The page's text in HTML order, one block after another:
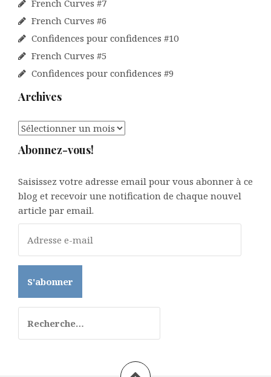
French Curves #7
French Curves #6
Confidences pour confidences #10
French Curves #5
Confidences pour confidences #9
Archives
Archives
Abonnez-vous!
Saisissez votre adresse email pour vous abonner à ce
blog et recevoir une notification de chaque nouvel
article par email.
r